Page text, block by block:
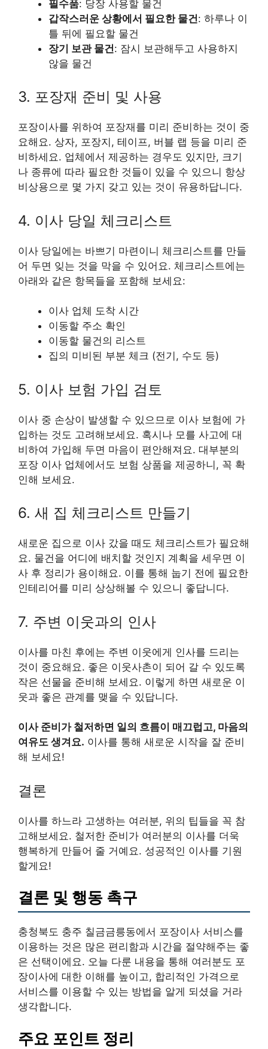
필수품: 당장 사용할 물건
갑작스러운 상황에서 필요한 물건: 하루나 이
틀 뒤에 필요할 물건
장기 보관 물건: 잠시 보관해두고 사용하지
않을 물건
3. 포장재 준비 및 사용
포장이사를 위하여 포장재를 미리 준비하는 것이 중
요해요. 상자, 포장지, 테이프, 버블 랩 등을 미리 준
비하세요. 업체에서 제공하는 경우도 있지만, 크기
나 종류에 따라 필요한 것들이 있을 수 있으니 항상
비상용으로 몇 가지 갖고 있는 것이 유용하답니다.
4. 이사 당일 체크리스트
이사 당일에는 바쁘기 마련이니 체크리스트를 만들
어 두면 잊는 것을 막을 수 있어요. 체크리스트에는
아래와 같은 항목들을 포함해 보세요:
이사 업체 도착 시간
이동할 주소 확인
이동할 물건의 리스트
집의 미비된 부분 체크 (전기, 수도 등)
5. 이사 보험 가입 검토
이사 중 손상이 발생할 수 있으므로 이사 보험에 가
입하는 것도 고려해보세요. 혹시나 모를 사고에 대
비하여 가입해 두면 마음이 편안해져요. 대부분의
포장 이사 업체에서도 보험 상품을 제공하니, 꼭 확
인해 보세요.
6. 새 집 체크리스트 만들기
새로운 집으로 이사 갔을 때도 체크리스트가 필요해
요. 물건을 어디에 배치할 것인지 계획을 세우면 이
사 후 정리가 용이해요. 이를 통해 눕기 전에 필요한
인테리어를 미리 상상해볼 수 있으니 좋답니다.
7. 주변 이웃과의 인사
이사를 마친 후에는 주변 이웃에게 인사를 드리는
것이 중요해요. 좋은 이웃사촌이 되어 갈 수 있도록
작은 선물을 준비해 보세요. 이렇게 하면 새로운 이
웃과 좋은 관계를 맺을 수 있답니다.
이사 준비가 철저하면 일의 흐름이 매끄럽고, 마음의
여유도 생겨요. 이사를 통해 새로운 시작을 잘 준비
해 보세요!
결론
이사를 하느라 고생하는 여러분, 위의 팁들을 꼭 참
고해보세요. 철저한 준비가 여러분의 이사를 더욱
행복하게 만들어 줄 거예요. 성공적인 이사를 기원
할게요!
결론 및 행동 촉구
충청북도 충주 칠금금릉동에서 포장이사 서비스를
이용하는 것은 많은 편리함과 시간을 절약해주는 좋
은 선택이에요. 오늘 다룬 내용을 통해 여러분도 포
장이사에 대한 이해를 높이고, 합리적인 가격으로
서비스를 이용할 수 있는 방법을 알게 되셨을 거라
생각합니다.
주요 포인트 정리